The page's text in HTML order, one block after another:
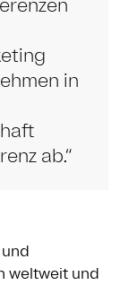
in
ab.“
weltweit und